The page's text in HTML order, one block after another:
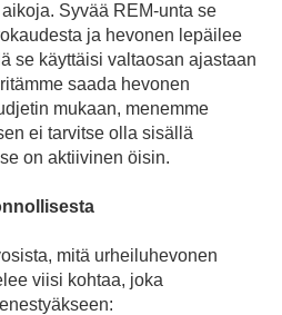
Syvää REM-unta se
ja hevonen lepäilee
se käyttäisi valtaosan ajastaan
saada hevonen
mukaan, menemme
ei tarvitse olla sisällä
on aktiivinen öisin.
mitä urheiluhevonen
viisi kohtaa, joka